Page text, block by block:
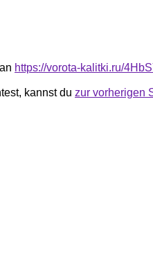
https://vorota-kalitki.ru/
kannst du zur vorherigen